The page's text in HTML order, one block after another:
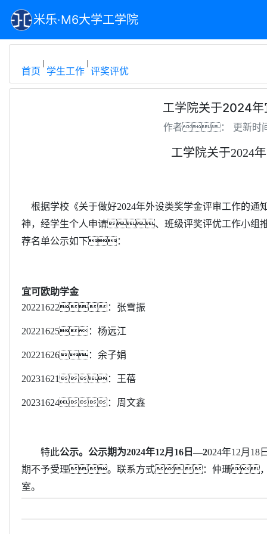
米乐·M6大学工学院
首页 学生工作 评奖评优
工学院关于2024年
作者： 更新
工学院关于2024年
根据学校《关于做好2024年外设类奖学金评审工作的通
神，经学生个人申请、班级评奖评优工作小
荐名单公示如下：
宜可欧助学金
20221622：张雪振
20221625：杨远江
20221626：余子娟
20231621：王蓓
20231624：周文鑫
特此公示。公示期为2024年12月16日—2024年12月
期不予受理。联系方式：仲珊，
室。